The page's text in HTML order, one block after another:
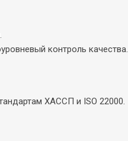
контроль качества.
ХАССП и ISO 22000.